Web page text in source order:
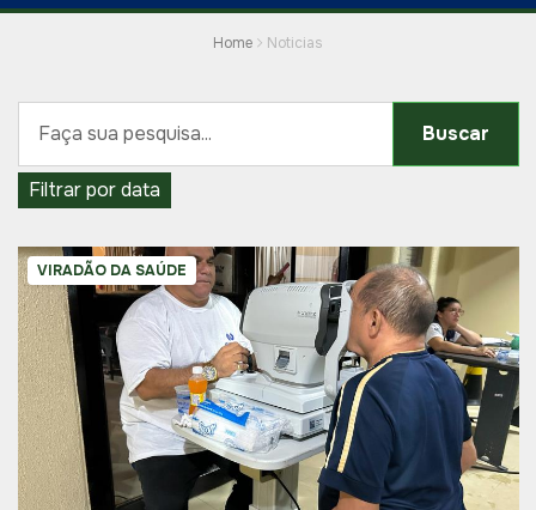
Home Noticias
Buscar
Filtrar por data
VIRADÃO DA SAÚDE